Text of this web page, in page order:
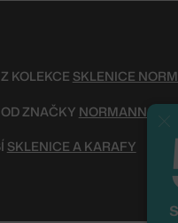
KOLEKCE SKLENICE
ZNAČKY NORMANN
SKLENICE A KARAFY